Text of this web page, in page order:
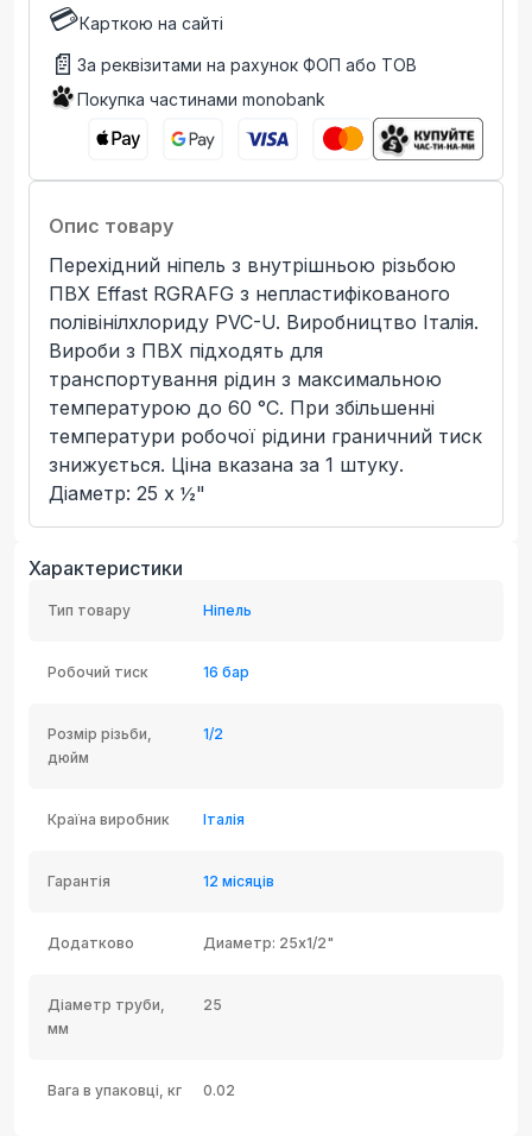
💳Карткою на сайті
📄 За реквізитами на рахунок ФОП або ТОВ
Покупка частинами monobank
Опис товару
Перехідний ніпель з внутрішньою різьбою
ПВХ Effast RGRAFG з непластифікованого
полівінілхлориду PVC-U. Виробництво Італія.
Вироби з ПВХ підходять для
транспортування рідин з максимальною
температурою до 60 °C. При збільшенні
температури робочої рідини граничний тиск
знижується. Ціна вказана за 1 штуку.
Діаметр: 25 x ½"
Характеристики
Тип товару Ніпель
Робочий тиск 16 бар
Розмір різьби,
дюйм
1/2
Країна виробник Італія
Гарантія 12 місяців
Додатково Диаметр: 25x1/2"
Діаметр труби,
мм
25
Вага в упаковці, кг 0.02